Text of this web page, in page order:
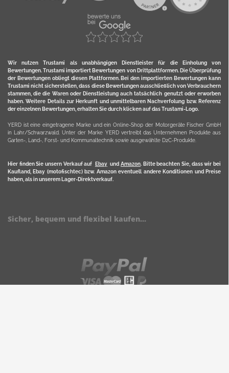
Wir nutzen Trustami als unabhängigen Dienstleister für die Einholung von
Bewertungen. Trustami importiert Bewertungen von Drittplattformen. Die Überprüfung
der Bewertungen obliegt diesen Plattformen. Bei den importierten Bewertungen kann
Trustami nicht sicherstellen, dass diese Bewertungen ausschließlich von Verbrauchern
stammen, die die Waren oder Dienstleistung auch tatsächlich genutzt oder erworben
haben. Weitere Details zur Herkunft und unmittelbaren Nachverfolung bzw. Referenz
der einzelnen Bewertungen, erhalten Sie durch klicken auf das Trustami-Logo.
YERD ist eine eingetragene Marke und ein Online-Shop der Motorgeräte Fischer GmbH
in Lahr/Schwarzwald. Unter der Marke YERD vertreibt das Unternehmen Produkte aus
Garten-, Land-, Forst- und Kommunaltechnik sowie ausgewählte D2C-Produkte.
Hier finden Sie unsern Verkauf auf Ebayund Amazon. Bitte beachten Sie, dass wir bei
Kaufland, Ebay (motofischtec) bzw. Amazon eventuell andere Konditionen und Preise
haben, als in unserem Lager-Direktverkauf.
Sicher, bequem und flexibel kaufen...